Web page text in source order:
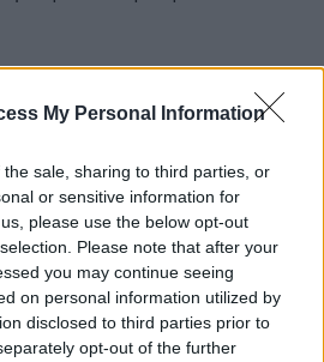
My Personal Information
sale, sharing to third parties, or
or sensitive information for
please use the below opt-out
Please note that after your
you may continue seeing
on personal information utilized by
disclosed to third parties prior to
opt-out of the further